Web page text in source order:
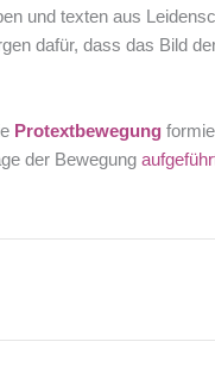
und texten aus
dafür, dass das Bild
Protextbewegung
der Bewegung